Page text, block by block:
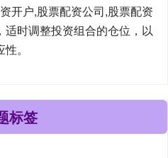
开户,股票配资公司,股票配资
时调整投资组合的仓位，以
。
标签